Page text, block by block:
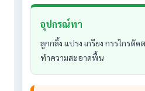
อุปกรณ์ทา
ลูกกลิ้ง แปรง เกรียง กรรไกรตั
ทำความสะอาดพื้น